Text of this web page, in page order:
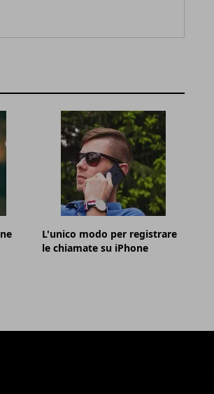
L'unico modo per registrare
le chiamate su iPhone